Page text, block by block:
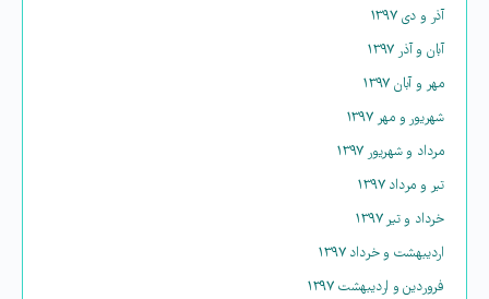
آذر و دی ۱۳۹۷
آبان و آذر ۱۳۹۷
مهر و آبان ۱۳۹۷
شهریور و مهر ۱۳۹۷
مرداد و شهریور ۱۳۹۷
تیر و مرداد ۱۳۹۷
خرداد و تیر ۱۳۹۷
اردیبهشت و خرداد ۱۳۹۷
فروردین و اردیبهشت ۱۳۹۷